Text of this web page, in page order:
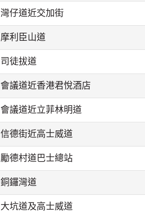
灣仔道近交加街
摩利臣山道
司徒拔道
會議道近香港君悅酒店
會議道近立菲林明道
信德街近高士威道
勵德村道巴士總站
銅鑼灣道
大坑道及高士威道